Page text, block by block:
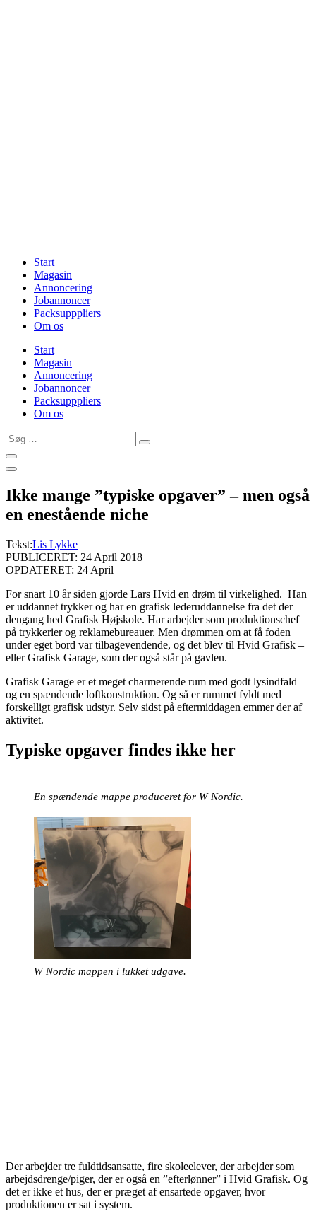
Start
Magasin
Annoncering
Jobannoncer
Packsupppliers
Om os
Start
Magasin
Annoncering
Jobannoncer
Packsupppliers
Om os
Søg
…
Ikke mange ”typiske opgaver” – men også
en enestående niche
Tekst:Lis Lykke
PUBLICERET: 24 April 2018
OPDATERET: 24 April
For snart 10 år siden gjorde Lars Hvid en drøm til virkelighed. Han
er uddannet trykker og har en grafisk lederuddannelse fra det der
dengang hed Grafisk Højskole. Har arbejder som produktionschef
på trykkerier og reklamebureauer. Men drømmen om at få foden
under eget bord var tilbagevendende, og det blev til Hvid Grafisk –
eller Grafisk Garage, som der også står på gavlen.
Grafisk Garage er et meget charmerende rum med godt lysindfald
og en spændende loftkonstruktion. Og så er rummet fyldt med
forskelligt grafisk udstyr. Selv sidst på eftermiddagen emmer der af
aktivitet.
Typiske opgaver findes ikke her
En spændende mappe produceret for W Nordic.
W Nordic mappen i lukket udgave.
Der arbejder tre fuldtidsansatte, fire skoleelever, der arbejder som
arbejdsdrenge/piger, der er også en ”efterlønner” i Hvid Grafisk. Og
det er ikke et hus, der er præget af ensartede opgaver, hvor
produktionen er sat i system.